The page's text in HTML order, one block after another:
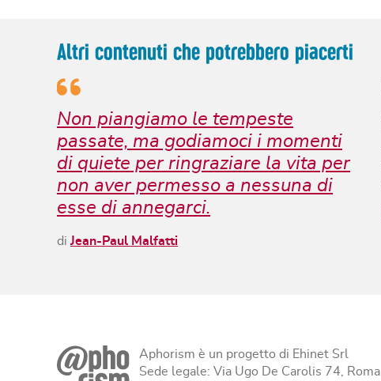
Altri contenuti che potrebbero piacerti
Non piangiamo le tempeste
passate, ma godiamoci i momenti
di quiete per ringraziare la vita per
non aver permesso a nessuna di
esse di annegarci.
diJean-Paul Malfatti
Aphorism è un progetto di Ehinet Srl
Sede legale: Via Ugo De Carolis 74, Roma